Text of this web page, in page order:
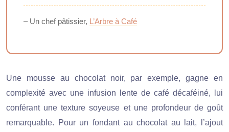
– Un chef pâtissier, L’Arbre à Café
Une mousse au chocolat noir, par exemple, gagne en
complexité avec une infusion lente de café décaféiné, lui
conférant une texture soyeuse et une profondeur de goût
remarquable. Pour un fondant au chocolat au lait, l’ajout